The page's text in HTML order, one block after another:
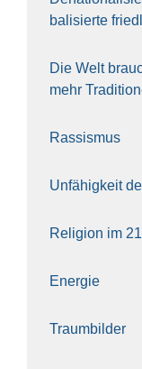
ba­li­sier­te
Die Welt
mehr
Ras­sis­mus
Unfä­hig­keit
Reli­gi­on im
Ener­gie
Traum­bil­der